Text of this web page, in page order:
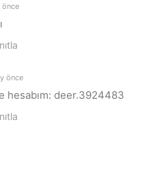
önce
önce
hesabım: deer.3924483